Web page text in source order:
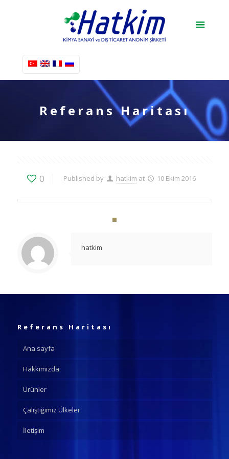
Referans Haritası
0 Published by hatkim at 10 Ekim 2016
hatkim
Referans Haritası
Ana sayfa
Hakkımızda
Ürünler
Çalıştığımız Ülkeler
İletişim